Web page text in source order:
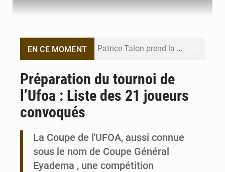
EN CE MOMENT Patrice Talon prend la tête du premier bureau du Sénat du Bénin
Bénin et Canada scellent un partenariat inédit
Bénin : 14,5 milliards de dollars pour faire de la CDN 3.0 un bouclier économique
Préparation du tournoi de
l’Ufoa : Liste des 21 joueurs
convoqués
La Coupe de l'UFOA, aussi connue
sous le nom de Coupe Général
Eyadema , une compétition